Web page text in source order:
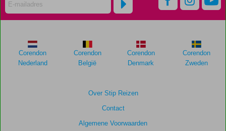
Over Stip Reizen
Contact
Algemene Voorwaarden
Corendon
Nederland
Corendon
België
Corendon
Denmark
Corendon
Zweden